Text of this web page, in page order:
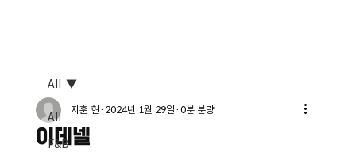
All
F&B
All
이데넬
지훈 현 2024년 1월 29일 0분 분량